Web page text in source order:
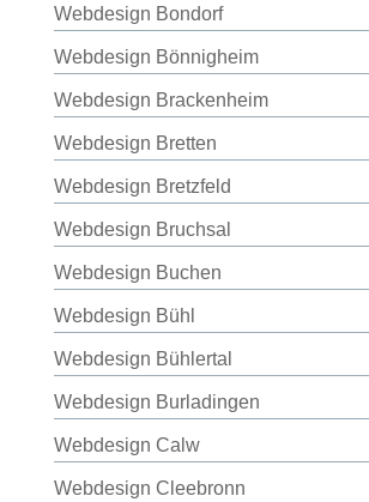
Webdesign Bondorf
Webdesign Bönnigheim
Webdesign Brackenheim
Webdesign Bretten
Webdesign Bretzfeld
Webdesign Bruchsal
Webdesign Buchen
Webdesign Bühl
Webdesign Bühlertal
Webdesign Burladingen
Webdesign Calw
Webdesign Cleebronn